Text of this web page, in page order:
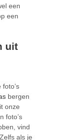
een
een
uit
bergen
onze
foto’s
vind
als je